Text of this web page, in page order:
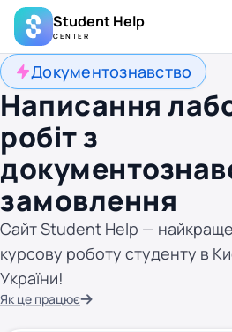
Student Help
CENTER
Документознавство
Написання
робіт з
замовлення
Сайт Student Help —
курсову роботу студенту в
України!
Як це працює